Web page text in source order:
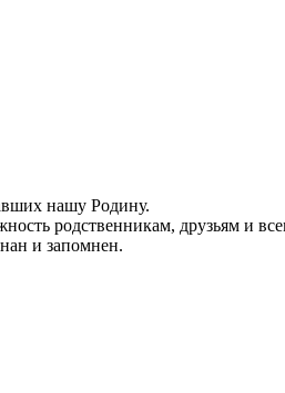
нашу Родину.
родственникам, друзьям и
и запомнен.